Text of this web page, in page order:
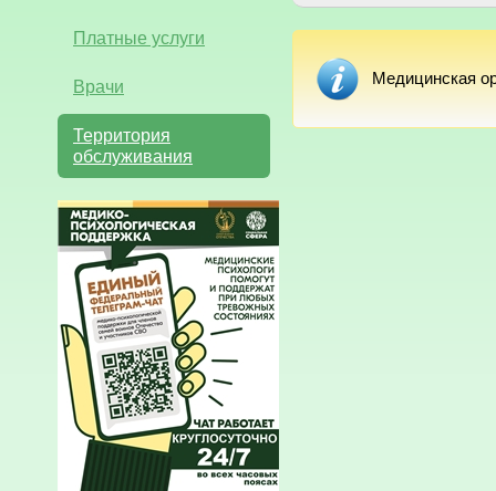
Платные услуги
Врачи
Территория
обслуживания
Медицинская